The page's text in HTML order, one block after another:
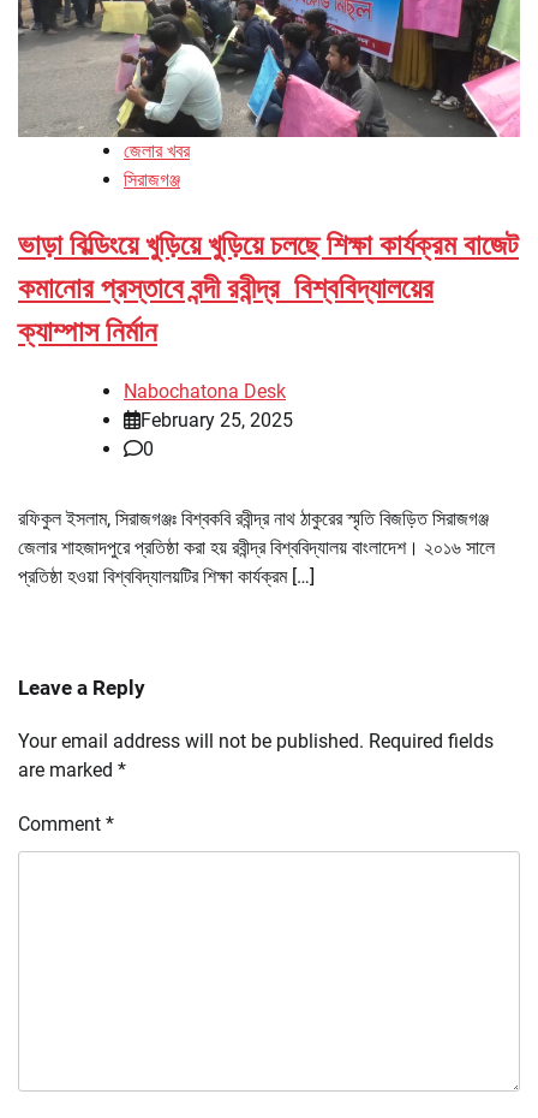
জেলার খবর
সিরাজগঞ্জ
ভাড়া বিল্ডিংয়ে খুড়িয়ে খুড়িয়ে চলছে শিক্ষা কার্যক্রম বাজেট
কমানোর প্রস্তাবে বন্দী রবীন্দ্র বিশ্ববিদ্যালয়ের
ক্যাম্পাস নির্মান
Nabochatona Desk
February 25, 2025
0
রফিকুল ইসলাম, সিরাজগঞ্জঃ বিশ্বকবি রবীন্দ্র নাথ ঠাকুরের স্মৃতি বিজড়িত সিরাজগঞ্জ
জেলার শাহজাদপুরে প্রতিষ্ঠা করা হয় রবীন্দ্র বিশ্ববিদ্যালয় বাংলাদেশ। ২০১৬ সালে
প্রতিষ্ঠা হওয়া বিশ্ববিদ্যালয়টির শিক্ষা কার্যক্রম […]
Leave a Reply
Your email address will not be published. Required fields
are marked *
Comment *